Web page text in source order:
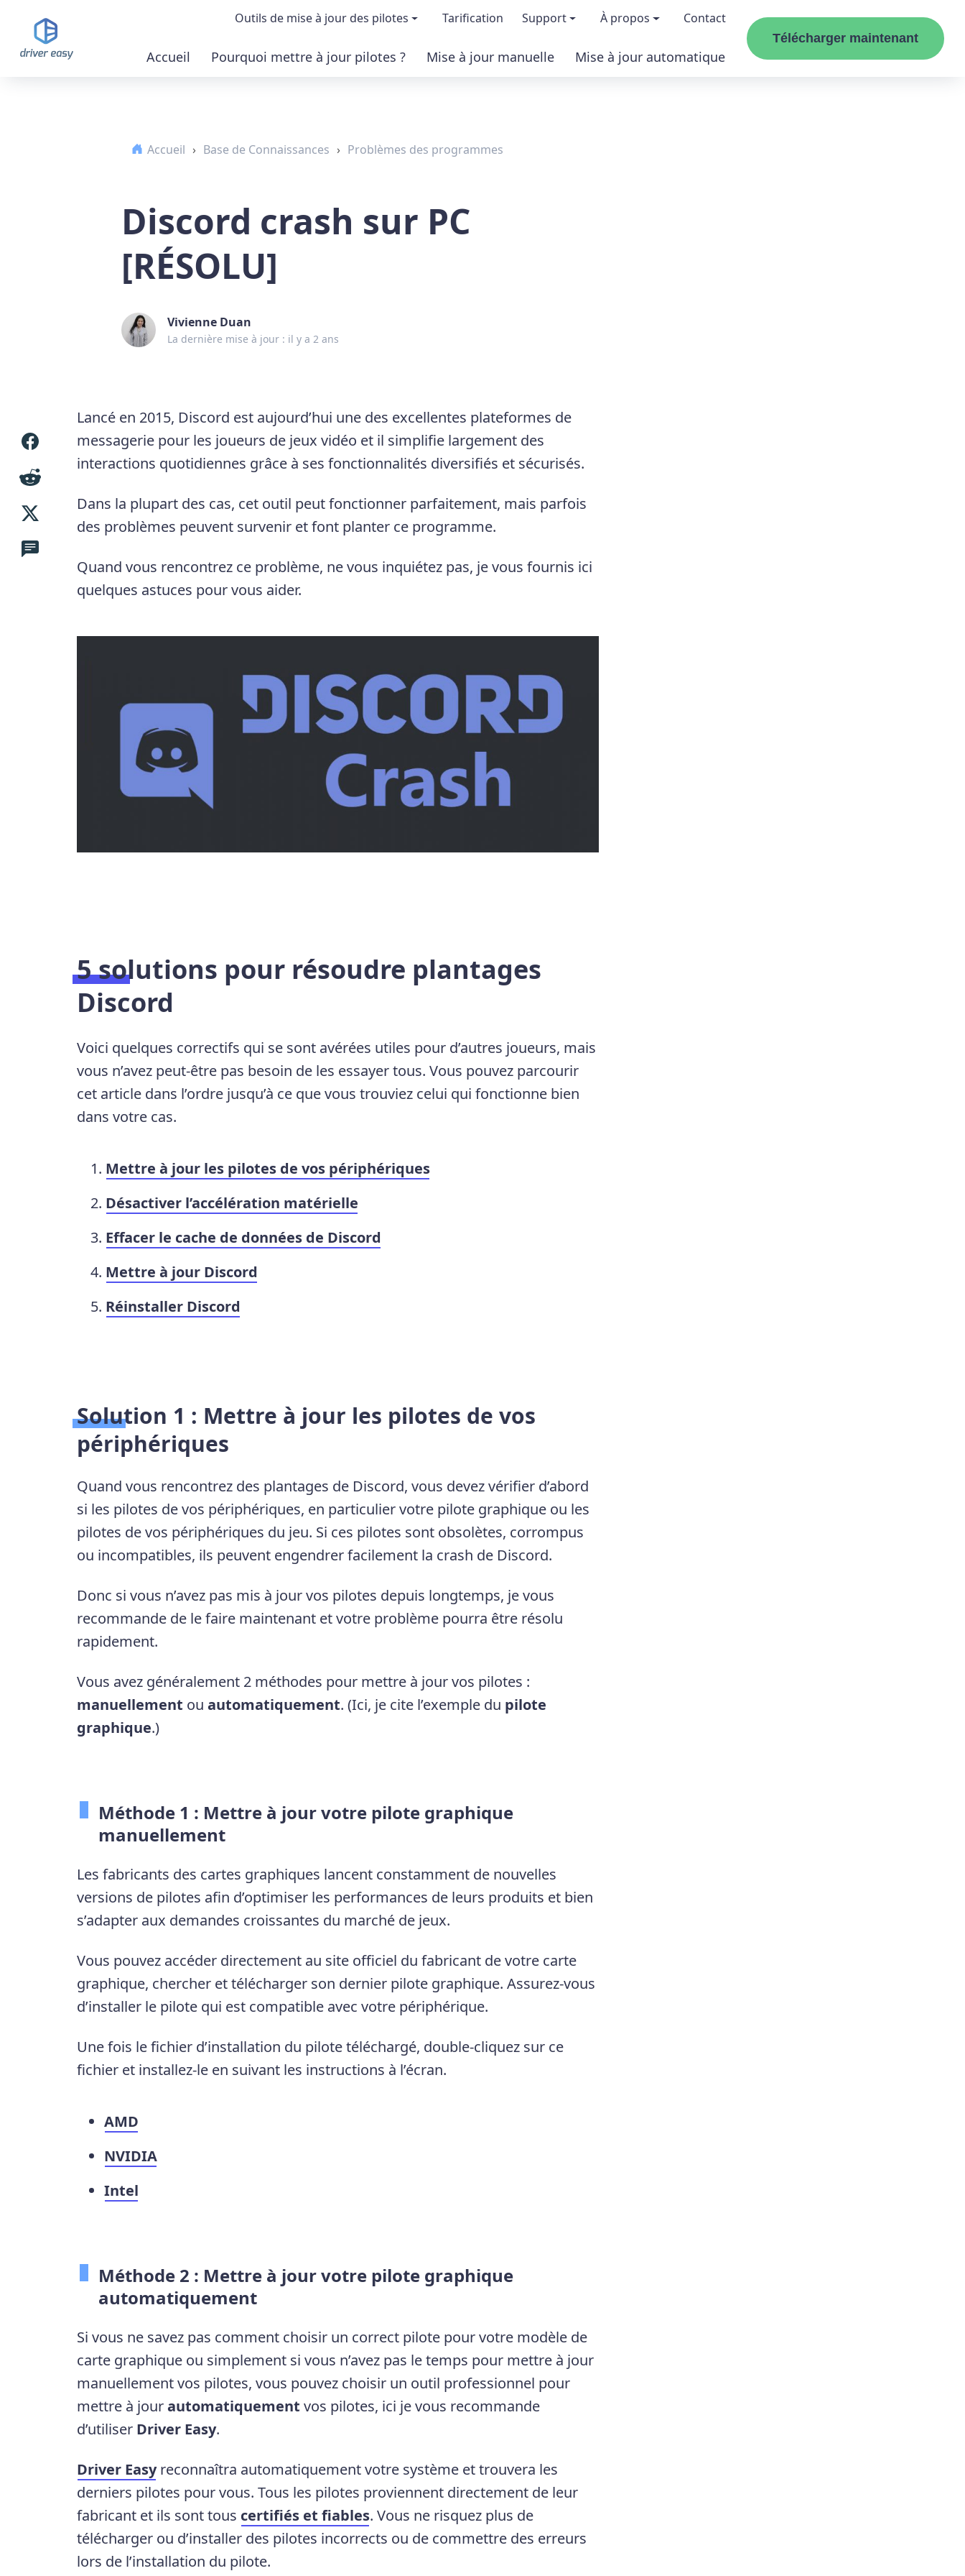
Outils de mise à jour des pilotes
Démonstration & fonctionnalités
Acheter la version pro
Tarification Support À propos
À propos de nous
Contact
Accueil Pourquoi mettre à jour pilotes ? Mise à jour manuelle Mise à jour automatique
Télécharger maintenant
Accueil › Base de Connaissances › Problèmes des programmes
Discord crash sur PC
[RÉSOLU]
Vivienne Duan
La dernière mise à jour : il y a 2 ans
Lancé en 2015, Discord est aujourd’hui une des excellentes plateformes de
messagerie pour les joueurs de jeux vidéo et il simplifie largement des
interactions quotidiennes grâce à ses fonctionnalités diversifiés et sécurisés.
Dans la plupart des cas, cet outil peut fonctionner parfaitement, mais parfois
des problèmes peuvent survenir et font planter ce programme.
Quand vous rencontrez ce problème, ne vous inquiétez pas, je vous fournis ici
quelques astuces pour vous aider.
5 solutions pour résoudre plantages
Discord
Voici quelques correctifs qui se sont avérées utiles pour d’autres joueurs, mais
vous n’avez peut-être pas besoin de les essayer tous. Vous pouvez parcourir
cet article dans l’ordre jusqu’à ce que vous trouviez celui qui fonctionne bien
dans votre cas.
Mettre à jour les pilotes de vos périphériques
Désactiver l’accélération matérielle
Effacer le cache de données de Discord
Mettre à jour Discord
Réinstaller Discord
Solution 1 : Mettre à jour les pilotes de vos
périphériques
Quand vous rencontrez des plantages de Discord, vous devez vérifier d’abord
si les pilotes de vos périphériques, en particulier votre pilote graphique ou les
pilotes de vos périphériques du jeu. Si ces pilotes sont obsolètes, corrompus
ou incompatibles, ils peuvent engendrer facilement la crash de Discord.
Donc si vous n’avez pas mis à jour vos pilotes depuis longtemps, je vous
recommande de le faire maintenant et votre problème pourra être résolu
rapidement.
Vous avez généralement 2 méthodes pour mettre à jour vos pilotes :
manuellement ou automatiquement. (Ici, je cite l’exemple du pilote
graphique.)
Méthode 1 : Mettre à jour votre pilote graphique
manuellement
Les fabricants des cartes graphiques lancent constamment de nouvelles
versions de pilotes afin d’optimiser les performances de leurs produits et bien
s’adapter aux demandes croissantes du marché de jeux.
Vous pouvez accéder directement au site officiel du fabricant de votre carte
graphique, chercher et télécharger son dernier pilote graphique. Assurez-vous
d’installer le pilote qui est compatible avec votre périphérique.
Une fois le fichier d’installation du pilote téléchargé, double-cliquez sur ce
fichier et installez-le en suivant les instructions à l’écran.
AMD
NVIDIA
Intel
Méthode 2 : Mettre à jour votre pilote graphique
automatiquement
Si vous ne savez pas comment choisir un correct pilote pour votre modèle de
carte graphique ou simplement si vous n’avez pas le temps pour mettre à jour
manuellement vos pilotes, vous pouvez choisir un outil professionnel pour
mettre à jourautomatiquement vos pilotes, ici je vous recommande
d’utiliser Driver Easy.
Driver Easy reconnaîtra automatiquement votre système et trouvera les
derniers pilotes pour vous. Tous les pilotes proviennent directement de leur
fabricant et ils sont tous certifiés et fiables. Vous ne risquez plus de
télécharger ou d’installer des pilotes incorrects ou de commettre des erreurs
lors de l’installation du pilote.